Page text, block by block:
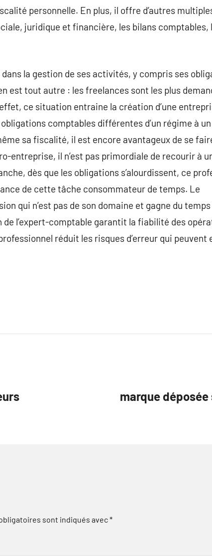
personnelle. En plus, il offre d’autres
juridique et financière, les bilans comptables,
la gestion de ses activités, y compris ses
est tout autre : les freelances sont les plus
ce situation entraine la création d’une
comptables différentes d’un régime à
sa fiscalité, il est encore avantageux de se
entreprise, il n’est pas primordiale de recourir à
dès que les obligations s’alourdissent, ce
de cette tâche consommateur de temps. Le
qui n’est pas de son domaine et gagne du temps
l’expert-comptable garantit la fiabilité des
réduit les risques d’erreur qui peuvent
marque
sont indiqués avec*